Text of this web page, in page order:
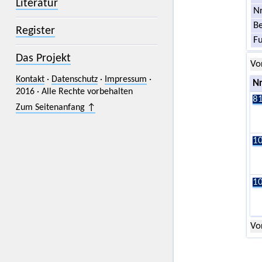
Literatur
Register
Das Projekt
Kontakt· Datenschutz· Impressum ·
2016 · Alle Rechte vorbehalten
Zum Seitenanfang ↑